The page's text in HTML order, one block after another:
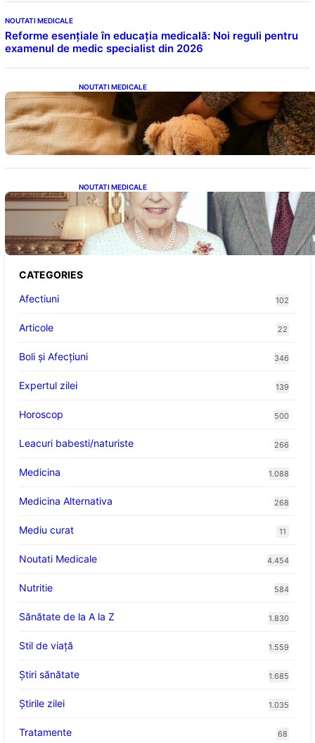
NOUTATI MEDICALE
Reforme esențiale în educația medicală: Noi reguli pentru
examenul de medic specialist din 2026
NOUTATI MEDICALE
Somnul Sănătos: Câte Ore Trebuie Să Dormi
în Funcție de Vârstă și Impactul Asupra
Sănătății
NOUTATI MEDICALE
Longevitatea în Rândul Celebrităților: Lecții
din Viața Prințului Philip și a Altora care Au
Fost Pe Punctul de a Împlini 100 de Ani
CATEGORIES
Afectiuni
102
Articole 22
Boli și Afecțiuni 346
Expertul zilei 139
Horoscop 500
Leacuri babesti/naturiste 266
Medicina 1.088
Medicina Alternativa 268
Mediu curat 11
Noutati Medicale 4.454
Nutritie 584
Sănătate de la A la Z 1.830
Stil de viaţă 1.559
Ştiri sănătate 1.685
Știrile zilei 1.035
Tratamente 68